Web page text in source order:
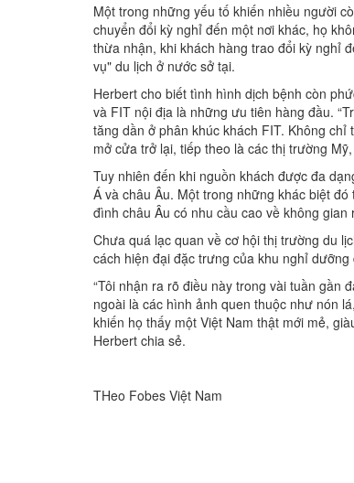
Một trong những yếu tố khiến nhiều người
chuyển đổi kỳ nghỉ đến một nơi khác, họ
thừa nhận, khi khách hàng trao đổi kỳ nghỉ
vụ" du lịch ở nước sở tại.
Herbert cho biết tình hình dịch bệnh còn
và FIT nội địa là những ưu tiên hàng đầu.
tăng dần ở phân khúc khách FIT. Không
mở cửa trở lại, tiếp theo là các thị trường
Tuy nhiên đến khi nguồn khách được đa
Á và châu Âu. Một trong những khác biệt
đình châu Âu có nhu cầu cao về không gian
Chưa quá lạc quan về cơ hội thị trường du
cách hiện đại đặc trưng của khu nghỉ
“Tôi nhận ra rõ điều này trong vài tuần gần
ngoài là các hình ảnh quen thuộc như nón
khiến họ thấy một Việt Nam thật mới mẻ,
Herbert chia sẻ.
THeo Fobes Việt Nam